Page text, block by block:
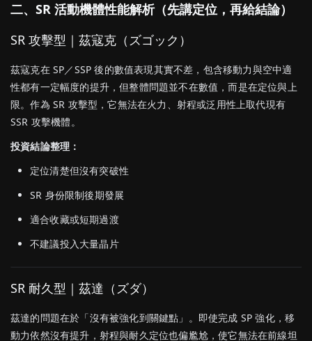
二、SR 活動機體性能解析（先講定位，再給結論）
SR 攻擊型｜茲寇克（ズゴック）
茲寇克在 SP／SSP 後的數值表現其實不差，包含移動力與空中適
性都有一定幅度的提升，但整體問題並不在數值，而是在定位與上
限。作為 SR 攻擊型，它無法在火力、射程或泛用性上取代現有
SSR 攻擊機體。
投資結論整理：
定位清楚但沒有突破性
SR 身份限制後期發展
適合收藏或短期過渡
不建議投入大量晶片
SR 耐久型｜茲達（ズダ）
茲達的問題在於「沒有被強化到關鍵點」。即使完成 SP 強化，移
動力依然沒有提升，射程與耐久定位也偏尷尬，使它無法在前線坦